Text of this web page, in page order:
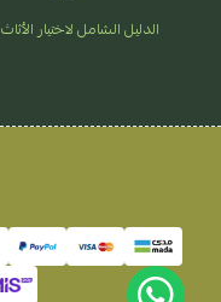
الدليل الشامل لاختيار الأثاث